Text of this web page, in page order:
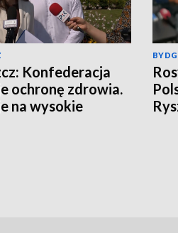
Konfederacja
ochronę zdrowia.
na wysokie